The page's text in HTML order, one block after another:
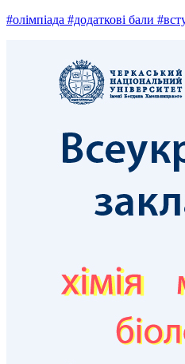
#олімпіада #додаткові бали